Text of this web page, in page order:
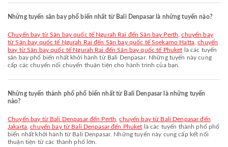
Những tuyến sân bay phổ biến nhất từ Bali Denpasar là những tuyến nào?
chuyến bay từ Sân bay quốc tế Ngurah Rai đến Sân bay Perth ,chuyến bay
từ Sân bay quốc tế Ngurah Rai đến Sân bay quốc tế Soekarno Hatta,chuyến
bay từ Sân bay quốc tế Ngurah Rai đến Sân bay quốc tế Phuket là các tuyến
sân bay phổ biến nhất khởi hành từ Bali Denpasar. Những tuyến này cung
cấp các chuyến nối chuyến thuận tiện cho hành trình của bạn.
Những tuyến thành phố phổ biến nhất từ Bali Denpasar là những tuyến
nào?
chuyến bay từ Bali Denpasar đến Perth ,chuyến bay từ Bali Denpasar đến
Jakarta,chuyến bay từ Bali Denpasar đến Phuket là các tuyến thành phố phổ
biến nhất khởi hành từ Bali Denpasar. Những tuyến này cung cấp kết nối
thuận tiện từ các thành phố lớn.